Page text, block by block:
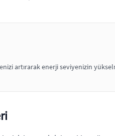
artırarak enerji seviyenizin